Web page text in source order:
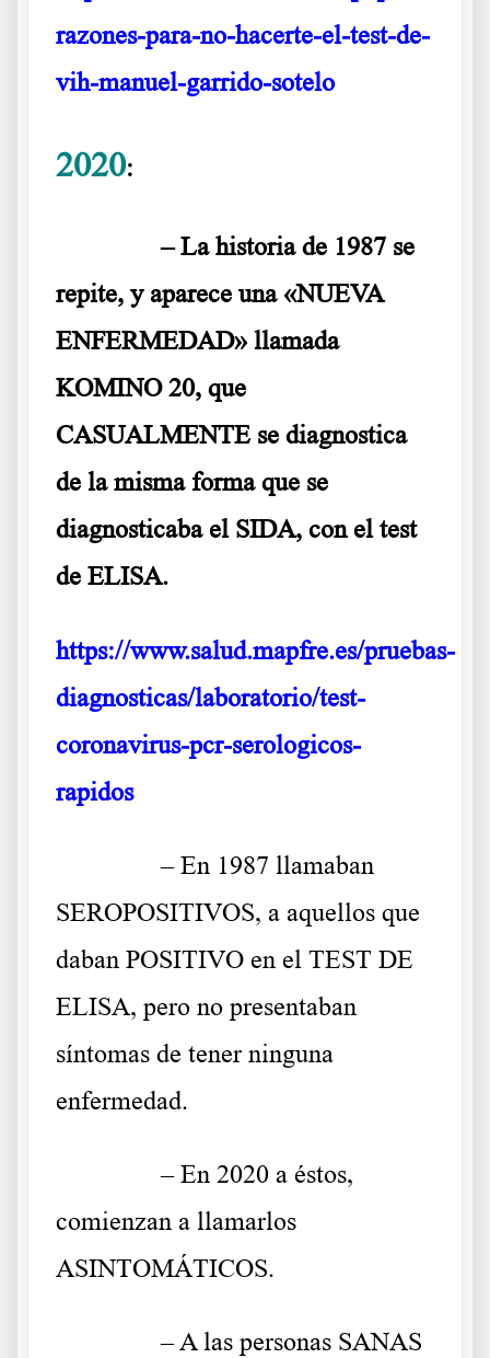
razones-para-no-hacerte-el-test-de-
vih-manuel-garrido-sotelo
2020:
……….– La historia de 1987 se
repite, y aparece una «NUEVA
ENFERMEDAD» llamada
KOMINO 20, que
CASUALMENTE se diagnostica
de la misma forma que se
diagnosticaba el SIDA, con el test
de ELISA.
https://www.salud.mapfre.es/pruebas-
diagnosticas/laboratorio/test-
coronavirus-pcr-serologicos-
rapidos
……….– En 1987 llamaban
SEROPOSITIVOS, a aquellos que
daban POSITIVO en el TEST DE
ELISA, pero no presentaban
síntomas de tener ninguna
enfermedad.
……….– En 2020 a éstos,
comienzan a llamarlos
ASINTOMÁTICOS.
……….– A las personas SANAS